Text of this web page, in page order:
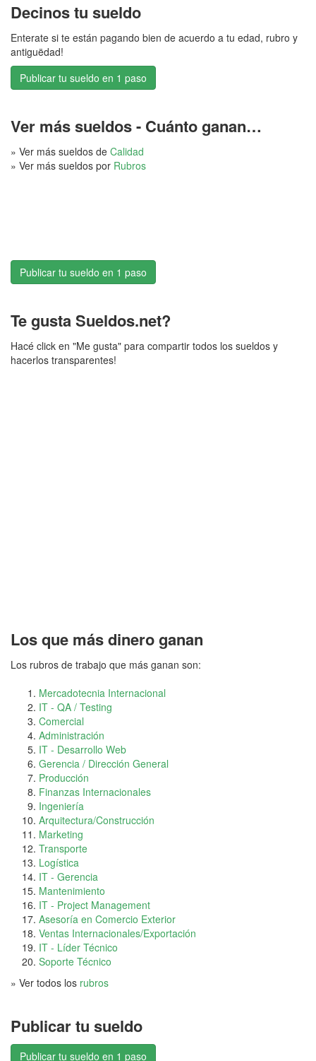
Decinos tu sueldo
Enterate si te están pagando bien de acuerdo a tu edad, rubro y
antiguëdad!
Publicar tu sueldo en 1 paso
Ver más sueldos - Cuánto ganan…
» Ver más sueldos de Calidad
» Ver más sueldos por Rubros
Publicar tu sueldo en 1 paso
Te gusta Sueldos.net?
Hacé click en "Me gusta" para compartir todos los sueldos y
hacerlos transparentes!
Los que más dinero ganan
Los rubros de trabajo que más ganan son:
Mercadotecnia Internacional
IT - QA / Testing
Comercial
Administración
IT - Desarrollo Web
Gerencia / Dirección General
Producción
Finanzas Internacionales
Ingeniería
Arquitectura/Construcción
Marketing
Transporte
Logística
IT - Gerencia
Mantenimiento
IT - Project Management
Asesoría en Comercio Exterior
Ventas Internacionales/Exportación
IT - Líder Técnico
Soporte Técnico
» Ver todos los rubros
Publicar tu sueldo
Publicar tu sueldo en 1 paso